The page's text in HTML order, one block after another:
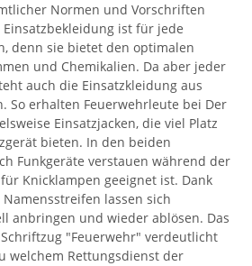
Normen und Vorschriften
ist für jede
denn sie bietet den optimalen
und Chemikalien. Da aber jeder
auch die Einsatzkleidung aus
So erhalten Feuerwehrleute bei Der
Einsatzjacken, die viel Platz
bieten. In den beiden
Funkgeräte verstauen während der
Knicklampen geeignet ist. Dank
lassen sich
anbringen und wieder ablösen. Das
"Feuerwehr" verdeutlicht
welchem Rettungsdienst der